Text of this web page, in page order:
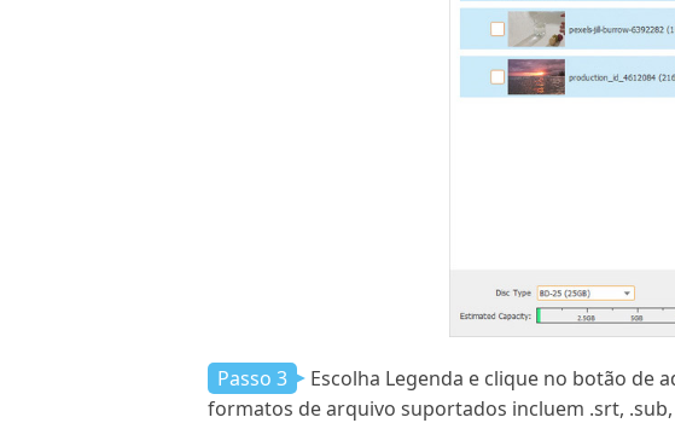
Passo 3
Escolha Legenda e clique no botão de
formatos de arquivo suportados incluem .srt,